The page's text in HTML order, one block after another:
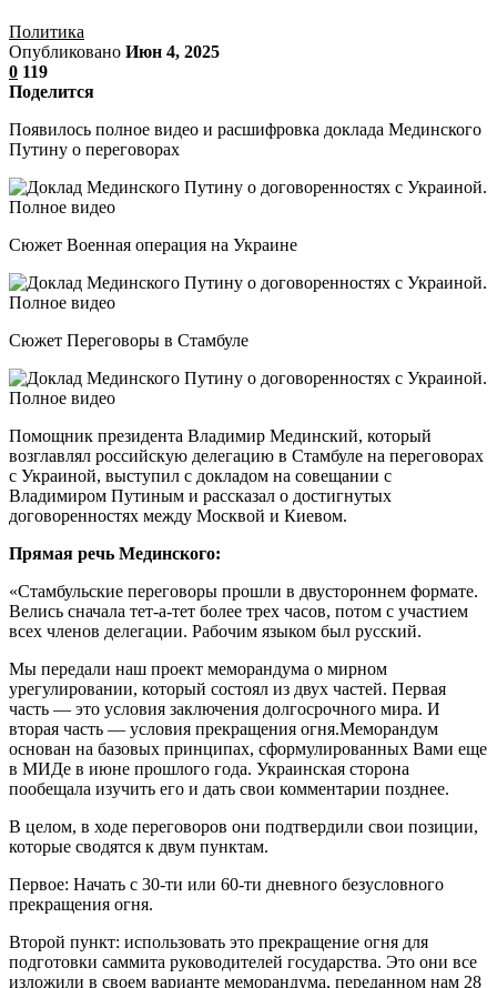
Политика
Опубликовано Июн 4, 2025
0 119
Поделится
Появилось полное видео и расшифровка доклада Мединского
Путину о переговорах
Сюжет Военная операция на Украине
Сюжет Переговоры в Стамбуле
Помощник президента Владимир Мединский, который
возглавлял российскую делегацию в Стамбуле на переговорах
с Украиной, выступил с докладом на совещании с
Владимиром Путиным и рассказал о достигнутых
договоренностях между Москвой и Киевом.
Прямая речь Мединского:
«Стамбульские переговоры прошли в двустороннем формате.
Велись сначала тет-а-тет более трех часов, потом с участием
всех членов делегации. Рабочим языком был русский.
Мы передали наш проект меморандума о мирном
урегулировании, который состоял из двух частей. Первая
часть — это условия заключения долгосрочного мира. И
вторая часть — условия прекращения огня.Меморандум
основан на базовых принципах, сформулированных Вами еще
в МИДе в июне прошлого года. Украинская сторона
пообещала изучить его и дать свои комментарии позднее.
В целом, в ходе переговоров они подтвердили свои позиции,
которые сводятся к двум пунктам.
Первое: Начать с 30-ти или 60-ти дневного безусловного
прекращения огня.
Второй пункт: использовать это прекращение огня для
подготовки саммита руководителей государства. Это они все
изложили в своем варианте меморандума, переданном нам 28